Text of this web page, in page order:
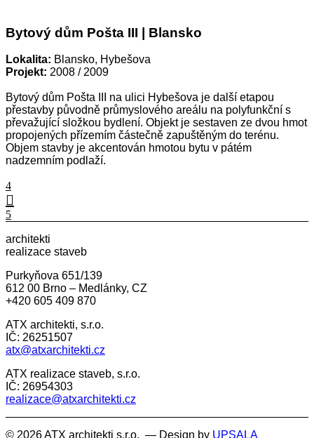
Bytový dům Pošta III | Blansko
Lokalita: Blansko, Hybešova
Projekt: 2008 / 2009
Bytový dům Pošta III na ulici Hybešova je další etapou
přestavby původně průmyslového areálu na polyfunkční s
převažující složkou bydlení. Objekt je sestaven ze dvou hmot
propojených přízemím částečně zapuštěným do terénu.
Objem stavby je akcentován hmotou bytu v pátém
nadzemním podlaží.
architekti
realizace staveb
Purkyňova 651/139
612 00 Brno – Medlánky, CZ
+420 605 409 870
ATX architekti, s.r.o.
IČ: 26251507
atx@atxarchitekti.cz
ATX realizace staveb, s.r.o.
IČ: 26954303
realizace@atxarchitekti.cz
© 2026 ATX architekti s.r.o. — Design by UPSALA